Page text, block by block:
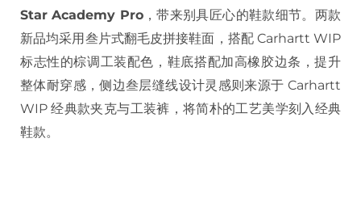
Star Academy Pro，带来别具匠心的鞋款细节。两款
新品均采用叁片式翻毛皮拼接鞋面，搭配 Carhartt WIP
标志性的棕调工装配色，鞋底搭配加高橡胶边条，提升
整体耐穿感，侧边叁层缝线设计灵感则来源于 Carhartt
WIP 经典款夹克与工装裤，将简朴的工艺美学刻入经典
鞋款。